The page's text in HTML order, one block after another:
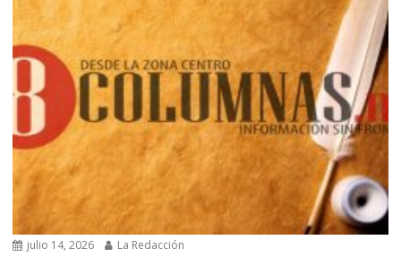
julio 14, 2026 La Redacción